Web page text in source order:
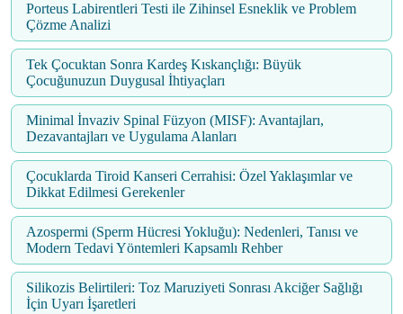
Porteus Labirentleri Testi ile Zihinsel Esneklik ve Problem
Çözme Analizi
Tek Çocuktan Sonra Kardeş Kıskançlığı: Büyük
Çocuğunuzun Duygusal İhtiyaçları
Minimal İnvaziv Spinal Füzyon (MISF): Avantajları,
Dezavantajları ve Uygulama Alanları
Çocuklarda Tiroid Kanseri Cerrahisi: Özel Yaklaşımlar ve
Dikkat Edilmesi Gerekenler
Azospermi (Sperm Hücresi Yokluğu): Nedenleri, Tanısı ve
Modern Tedavi Yöntemleri Kapsamlı Rehber
Silikozis Belirtileri: Toz Maruziyeti Sonrası Akciğer Sağlığı
İçin Uyarı İşaretleri